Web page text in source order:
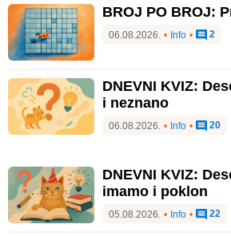
BROJ PO BROJ:
06.08.2026. • Info • 2
DNEVNI KVIZ:
i neznano
06.08.2026. • Info • 20
DNEVNI KVIZ:
imamo i poklon
05.08.2026. • Info • 22